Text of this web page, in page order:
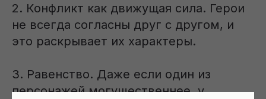
2. Конфликт как движущая сила. Герои
не всегда согласны друг с другом, и
это раскрывает их характеры.
3. Равенство. Даже если один из
персонажей могущественнее, у